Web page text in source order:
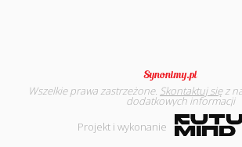
Wszelkie prawa zastrzeżone. Skontaktuj sięz
dodatkowych informacji
Projekt i wykonanie